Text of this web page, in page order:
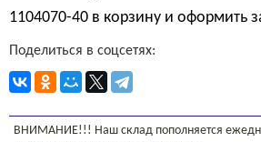
1104070-40 в корзину и оформить
Поделиться в соцсетях:
ВНИМАНИЕ!!! Наш склад пополняется